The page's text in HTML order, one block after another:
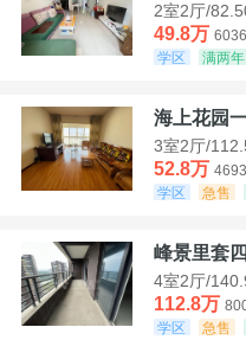
2室2厅/
49.8万
学区
满两年
海上花园
3室2厅/
52.8万
学区
急售
4室2厅/
112.8万
学区
急售